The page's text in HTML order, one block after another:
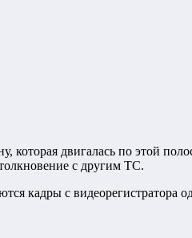
которая двигалась по этой
с другим ТС.
кадры с видеорегистратора